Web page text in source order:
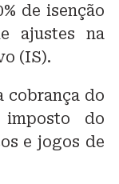
de isenção
ajustes na
(IS).
cobrança do
do
e jogos de